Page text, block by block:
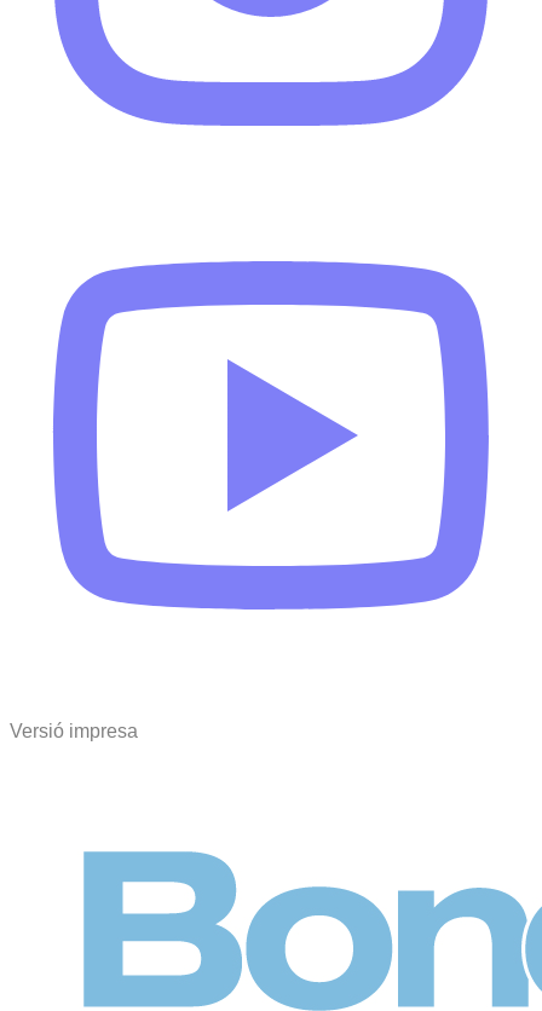
Versió impresa